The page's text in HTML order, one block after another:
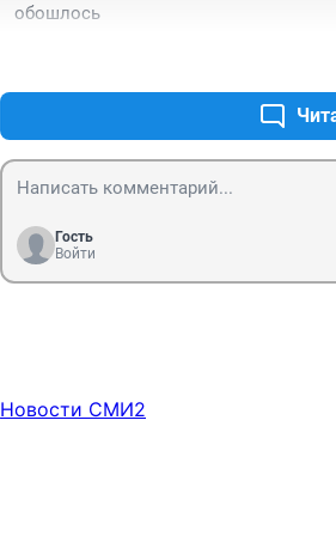
обошлось
Гость
Войти
Новости СМИ2